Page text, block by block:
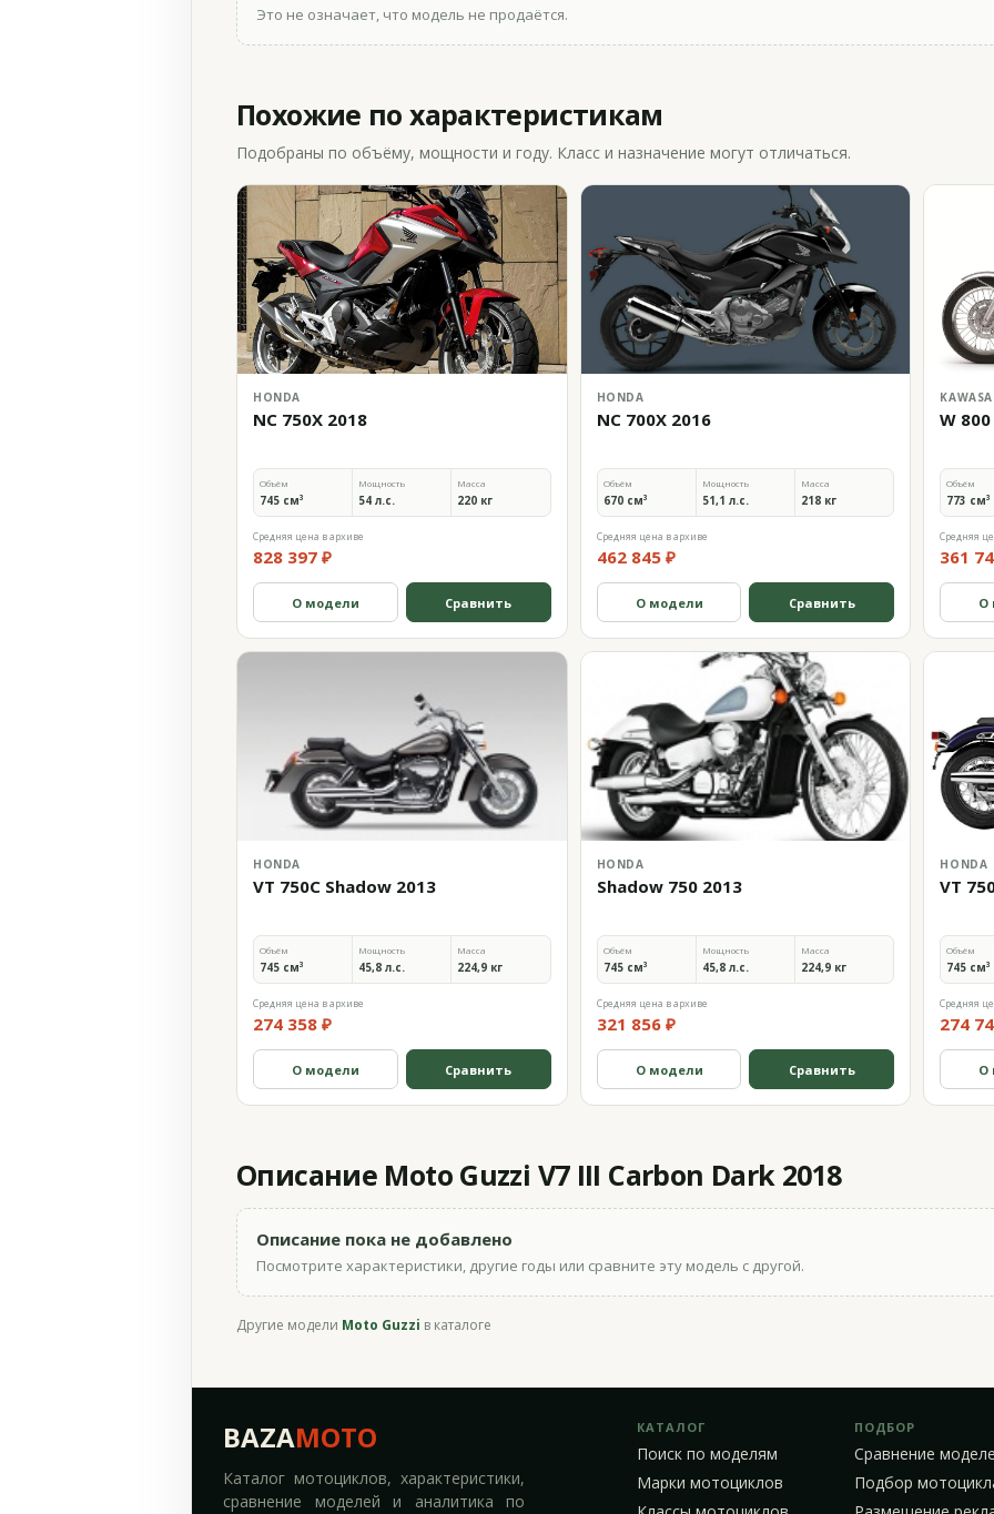
Это не означает, что модель не продаётся.
Похожие по характеристикам
Подобраны по объёму, мощности и году. Класс и назначение могут отличаться.
HONDA
NC 750X 2018
Объём
745 см³
Мощность
54 л.с.
Масса
220 кг
Средняя цена в архиве
828 397 ₽
О модели Сравнить
HONDA
NC 700X 2016
Объём
670 см³
Мощность
51,1 л.с.
Масса
218 кг
Средняя цена в архиве
462 845 ₽
О модели Сравнить
W
Объём
773 см³
Средняя
361
О
HONDA
VT 750C Shadow 2013
Объём
745 см³
Мощность
45,8 л.с.
Масса
224,9 кг
Средняя цена в архиве
274 358 ₽
О модели Сравнить
HONDA
Shadow 750 2013
Объём
745 см³
Мощность
45,8 л.с.
Масса
224,9 кг
Средняя цена в архиве
321 856 ₽
О модели Сравнить
HONDA
VT
Объём
745 см³
Средняя
274
О
Описание Moto Guzzi V7 III Carbon Dark 2018
Описание пока не добавлено
Посмотрите характеристики, другие годы или сравните эту модель с другой.
Другие модели Moto Guzzi в каталоге
BAZAMOTO
Каталог мотоциклов, характеристики,
сравнение моделей и аналитика по
КАТАЛОГ
Поиск по моделям
Марки мотоциклов
ПОДБОР
Сравнение
Подбор